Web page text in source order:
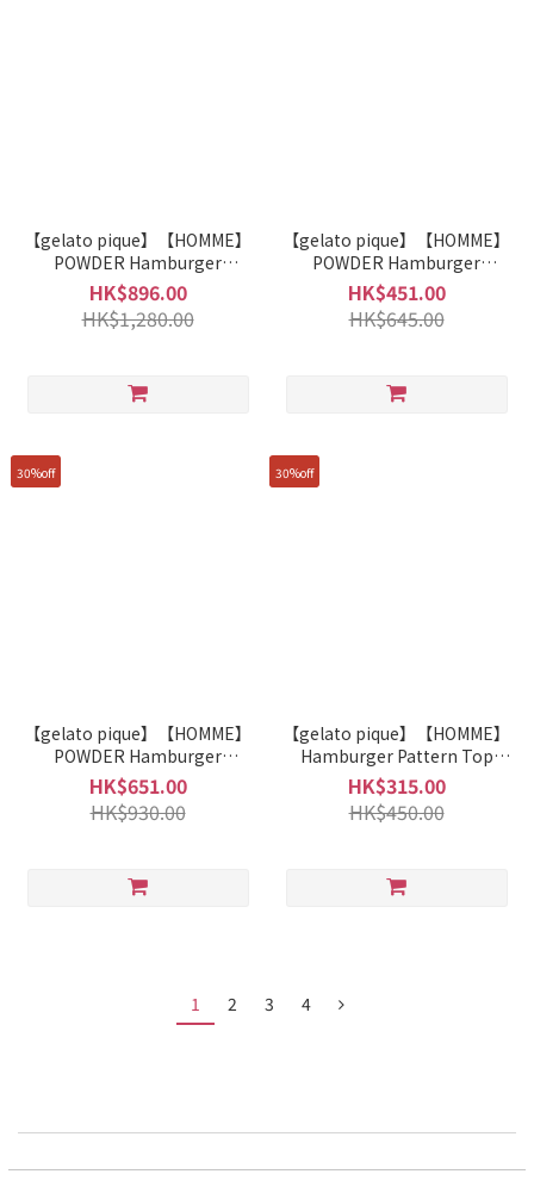
【gelato pique】【HOMME】
POWDER Hamburger
Pattern Jacket PHNT255935
HK$896.00
HK$1,280.00
【gelato pique】【HOMME】
POWDER Hamburger
Pattern Jacquard Pullover
PHNT255934
HK$451.00
HK$645.00
30%off
【gelato pique】【HOMME】
POWDER Hamburger
Pattern Jacquard Pants
PHNP255936
HK$651.00
HK$930.00
30%off
【gelato pique】【HOMME】
Hamburger Pattern Top
PHCT255937
HK$315.00
HK$450.00
1 2 3 4